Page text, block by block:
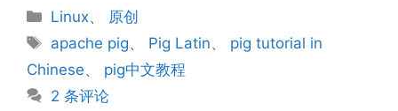
分
Linux、 原创
标
apache pig、 Pig Latin、 pig tutorial in
Chinese、 pig中文教程
2 条评论